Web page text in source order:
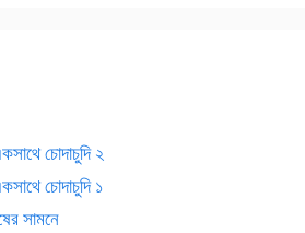
চোদাচুদি ২
চোদাচুদি ১
সামনে